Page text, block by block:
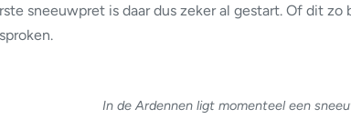
sneeuwpret is daar dus zeker al gestart. Of dit
In de Ardennen ligt momenteel een